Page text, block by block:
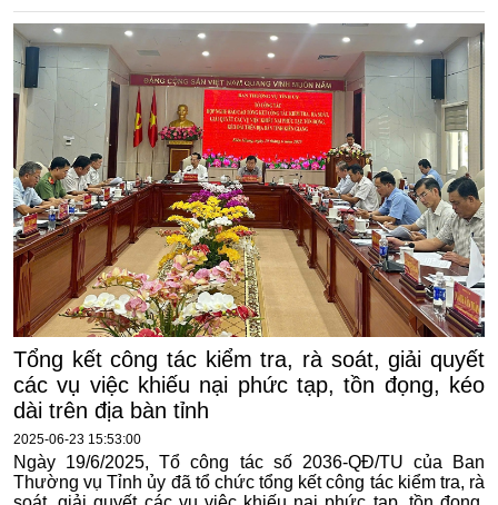
Tổng kết công tác kiểm tra, rà soát, giải quyết
các vụ việc khiếu nại phức tạp, tồn đọng, kéo
dài trên địa bàn tỉnh
2025-06-23 15:53:00
Ngày 19/6/2025, Tổ công tác số 2036-QĐ/TU của Ban
Thường vụ Tỉnh ủy đã tổ chức tổng kết công tác kiểm tra, rà